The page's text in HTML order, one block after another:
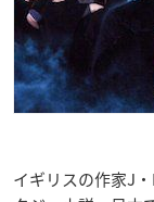
イギリスの作家J